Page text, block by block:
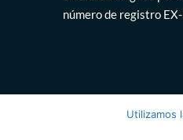
número de registro
Utilizamos